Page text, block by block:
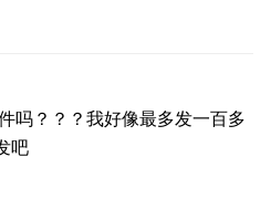
吗？？？我好像最多发一百多
吧